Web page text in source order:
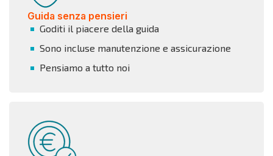
Guida senza pensieri
Goditi il piacere della guida
Sono incluse manutenzione e assicurazione
Pensiamo a tutto noi